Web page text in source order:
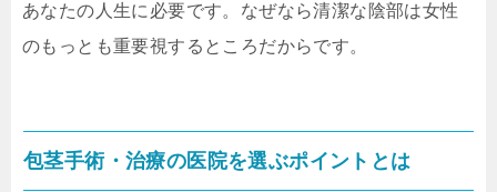
あなたの人生に必要です。なぜなら清潔な陰部は女性
のもっとも重要視するところだからです。
包茎手術・治療の医院を選ぶポイントとは